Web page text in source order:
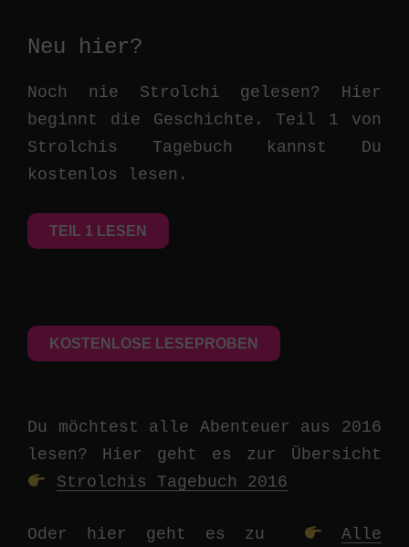
Neu hier?
Noch nie Strolchi gelesen? Hier
beginnt die Geschichte. Teil 1 von
Strolchis Tagebuch kannst Du
kostenlos lesen.
TEIL 1 LESEN
KOSTENLOSE LESEPROBEN
Du möchtest alle Abenteuer aus 2016
lesen? Hier geht es zur Übersicht
Strolchis Tagebuch 2016
Oder hier geht es zu
Alle